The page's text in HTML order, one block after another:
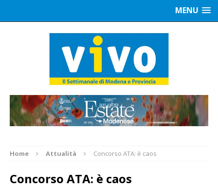
MENU
Home Attualità Concorso ATA: è caos
Concorso ATA: è caos